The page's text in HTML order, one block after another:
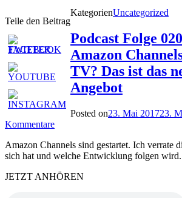
Teile den Beitrag
KategorienUncategorized
Podcast Folge
Amazon
TV? Das ist das
Angebot
Posted on23. Mai 201723.
Kommentare
Amazon Channels sind gestartet. Ich verrate
sich hat und welche Entwicklung folgen wird.
JETZT ANHÖREN